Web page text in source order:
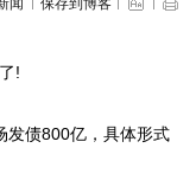
闻 保存到博客
!
债800亿，具体形式